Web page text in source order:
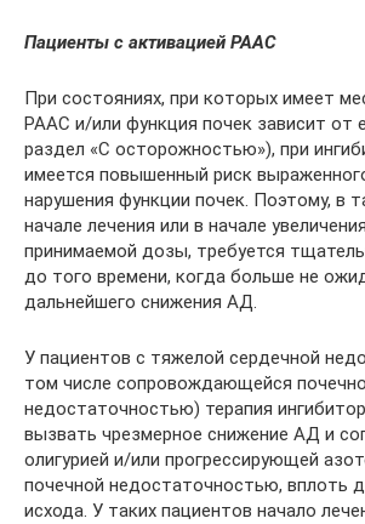
Пациенты с активацией РААС
При состояниях, при которых имеет
РААС и/или функция почек зависит от
раздел «С осторожностью»), при
имеется повышенный риск
нарушения функции почек. Поэтому, в
начале лечения или в начале
принимаемой дозы, требуется
до того времени, когда больше не
дальнейшего снижения АД.
У пациентов с тяжелой сердечной
том числе сопровождающейся
недостаточностью) терапия
вызвать чрезмерное снижение АД и
олигурией и/или прогрессирующей
почечной недостаточностью, вплоть
исхода. У таких пациентов начало